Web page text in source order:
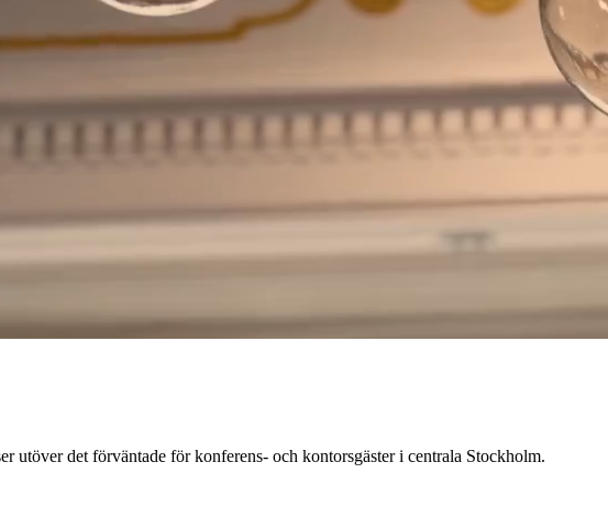
utöver det förväntade för konferens- och kontorsgäster i centrala Stockholm.